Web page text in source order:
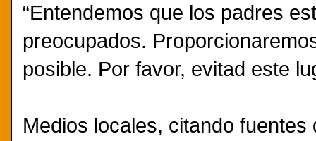
“Entendemos que los padres
preocupados.
posible. Por favor, evitad este
Medios locales, citando